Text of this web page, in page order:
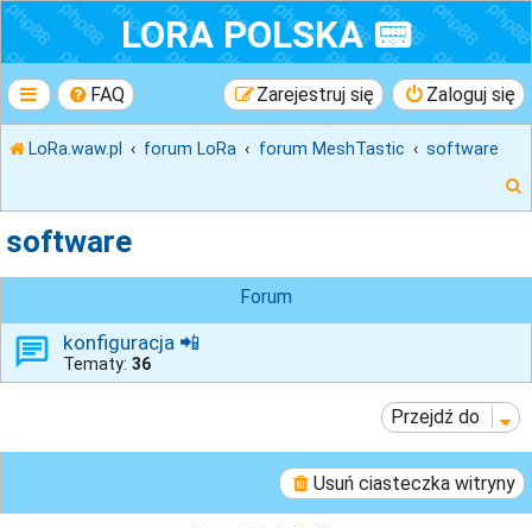
LORA POLSKA 📟
FAQ Zaloguj się
Zarejestruj się
LoRa.waw.pl forum LoRa forum MeshTastic
software
software
Forum
konfiguracja 📲
Tematy: 36
Przejdź do
Usuń ciasteczka witryny